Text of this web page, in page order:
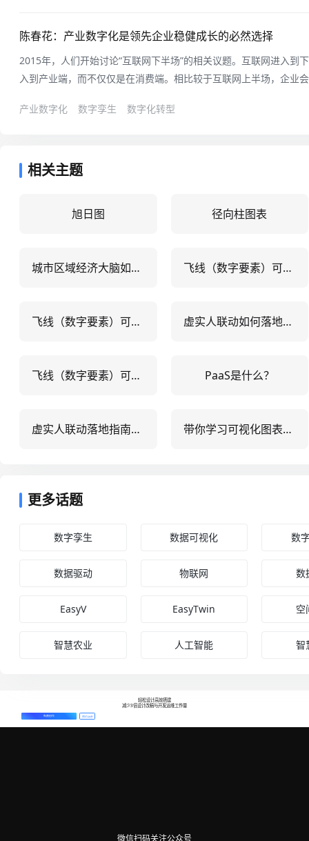
陈春花：产业数字化是领先企业稳健成长的必然选择
2015年，人们开始讨论“互联网下半场”的相关议题。互联网进入到
入到产业端，而不仅仅是在消费端。相比较于互联网上半场，企业
传统零售业。但那个时候，产业端和制造端还未遇到根本性的挑战
产业数字化 数字孪生 数字化转型
相关主题
旭日图 径向柱图表
城市区域经济大脑如何赋能5大产业？ 飞线（数字要素）可视化实战：5大行业应用案例+3步高效落地指南
飞线（数字要素）可视化实战：5大行业落地案例+3种高效实现方案 虚实人联动如何落地？5大行业实战案例与3步实施路径解析
飞线（数字要素）可视化实战：5大行业应用案例+3步落地指南 PaaS是什么？
虚实人联动落地指南：5大行业实战案例+3步实施路径 带你学习可视化图表如何制作
更多话题
数字孪生 数据可视化 数
数据驱动 物联网 数
EasyV EasyTwin 空
智慧农业 人工智能 智
轻松设计高效搭建
减少3倍设计改稿与开发运维工作量
免费创作 预约演示
微信扫码关注公众号